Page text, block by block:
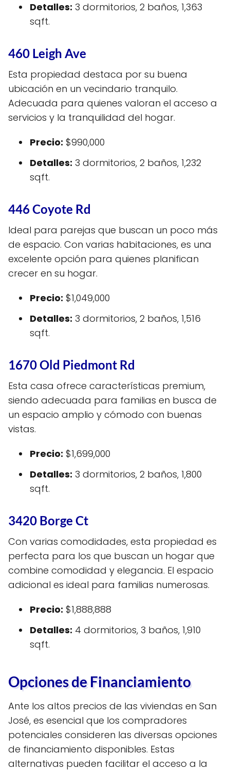
Detalles: 3 dormitorios, 2 baños, 1,363
sqft.
460 Leigh Ave
Esta propiedad destaca por su buena
ubicación en un vecindario tranquilo.
Adecuada para quienes valoran el acceso a
servicios y la tranquilidad del hogar.
Precio: $990,000
Detalles: 3 dormitorios, 2 baños, 1,232
sqft.
446 Coyote Rd
Ideal para parejas que buscan un poco más
de espacio. Con varias habitaciones, es una
excelente opción para quienes planifican
crecer en su hogar.
Precio: $1,049,000
Detalles: 3 dormitorios, 2 baños, 1,516
sqft.
1670 Old Piedmont Rd
Esta casa ofrece características premium,
siendo adecuada para familias en busca de
un espacio amplio y cómodo con buenas
vistas.
Precio: $1,699,000
Detalles: 3 dormitorios, 2 baños, 1,800
sqft.
3420 Borge Ct
Con varias comodidades, esta propiedad es
perfecta para los que buscan un hogar que
combine comodidad y elegancia. El espacio
adicional es ideal para familias numerosas.
Precio: $1,888,888
Detalles: 4 dormitorios, 3 baños, 1,910
sqft.
Opciones de Financiamiento
Ante los altos precios de las viviendas en San
José, es esencial que los compradores
potenciales consideren las diversas opciones
de financiamiento disponibles. Estas
alternativas pueden facilitar el acceso a la